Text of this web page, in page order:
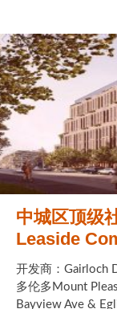
中城区顶级
Leaside
开发商：Gairloch
多伦多Mount
Bayview Ave &